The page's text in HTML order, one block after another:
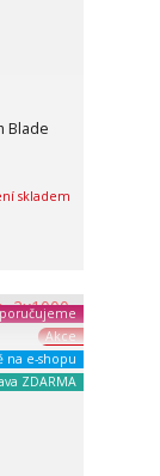
Blade
skladem
Akce
na e-shopu
ZDARMA